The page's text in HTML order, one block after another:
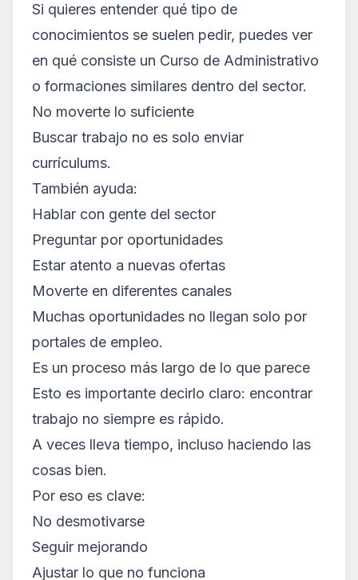
Si quieres entender qué tipo de
conocimientos se suelen pedir, puedes ver
en qué consiste un Curso de Administrativo
o formaciones similares dentro del sector.
No moverte lo suficiente
Buscar trabajo no es solo enviar
currículums.
También ayuda:
Hablar con gente del sector
Preguntar por oportunidades
Estar atento a nuevas ofertas
Moverte en diferentes canales
Muchas oportunidades no llegan solo por
portales de empleo.
Es un proceso más largo de lo que parece
Esto es importante decirlo claro: encontrar
trabajo no siempre es rápido.
A veces lleva tiempo, incluso haciendo las
cosas bien.
Por eso es clave:
No desmotivarse
Seguir mejorando
Ajustar lo que no funciona